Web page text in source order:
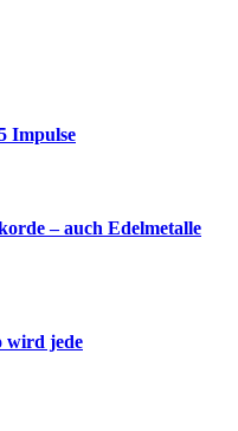
Impulse
– auch Edelmetalle
wird jede